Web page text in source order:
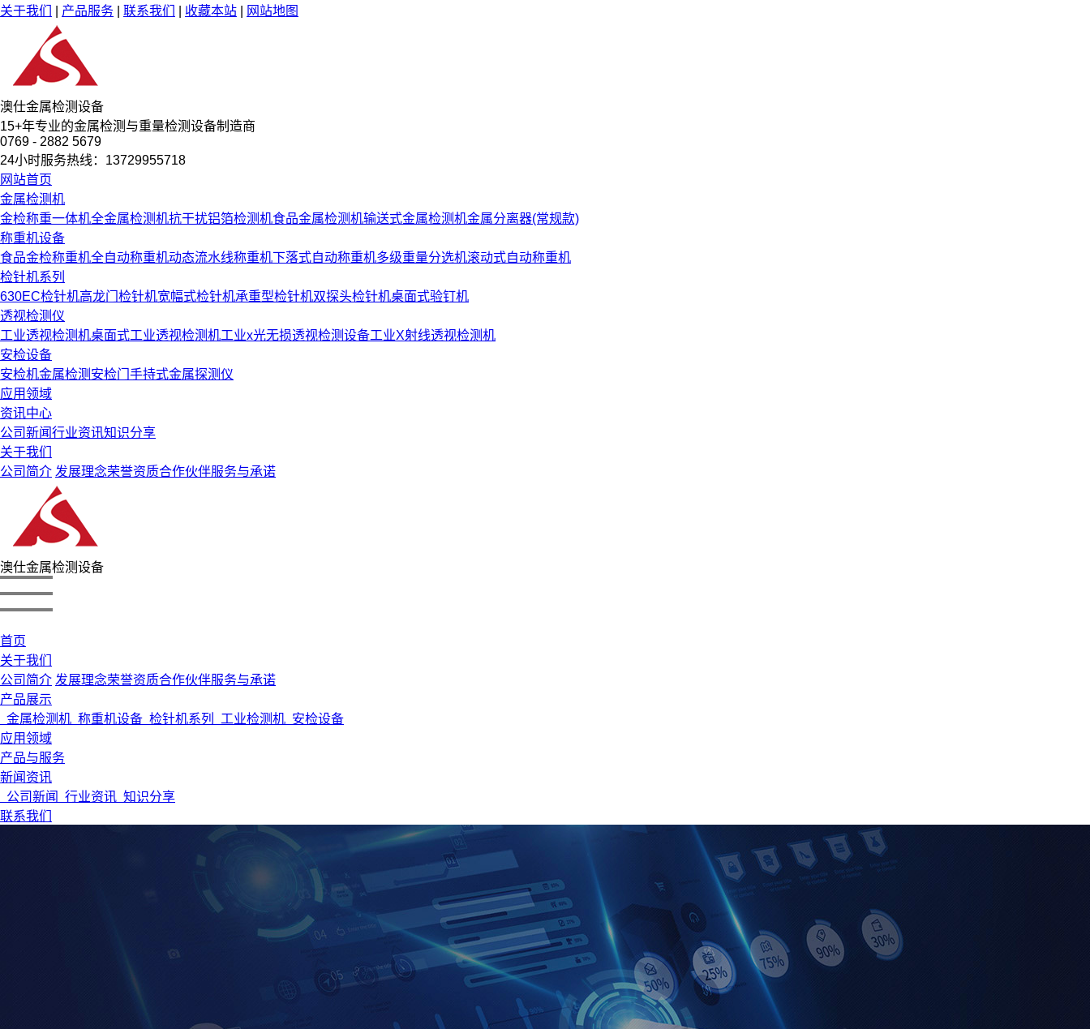
关于我们 产品服务 联系我们 收藏本站 网站地图
澳仕金属检测设备
15+年专业的金属检测与重量检测设备制造商
0769 - 2882 5679
24小时服务热线：13729955718
网站首页
金属检测机
金检称重一体机全金属检测机抗干扰铝箔检测机食品金属检测机输送式金属检测机金属分离器(常规款)
称重机设备
食品金检称重机全自动称重机动态流水线称重机下落式自动称重机多级重量分选机滚动式自动称重机
检针机系列
630EC检针机高龙门检针机宽幅式检针机承重型检针机双探头检针机桌面式验钉机
透视检测仪
工业透视检测机桌面式工业透视检测机工业x光无损透视检测设备工业X射线透视检测机
安检设备
安检机金属检测安检门 手持式金属探测仪
应用领域
资讯中心
公司新闻行业资讯知识分享
关于我们
公司简介 发展理念荣誉资质合作伙伴服务与承诺
澳仕金属检测设备
首页
关于我们
公司简介 发展理念荣誉资质合作伙伴服务与承诺
产品展示
金属检测机 称重机设备 检针机系列 工业检测机 安检设备
应用领域
产品与服务
新闻资讯
公司新闻
行业资讯 知识分享
联系我们